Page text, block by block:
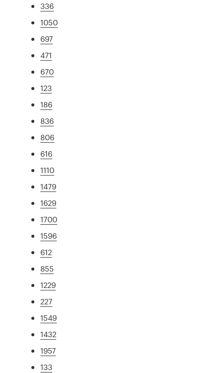
336
1050
697
471
670
123
186
836
806
616
1110
1479
1629
1700
1596
612
855
1229
227
1549
1432
1957
133